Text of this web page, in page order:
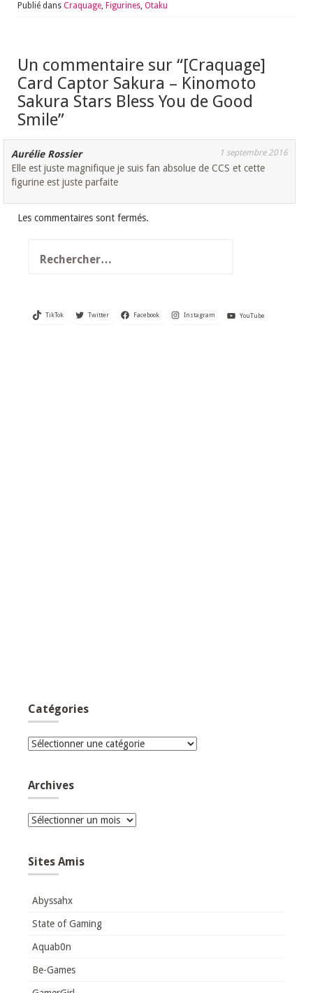
Publié dans Craquage, Figurines, Otaku
Un commentaire sur “[Craquage]
Card Captor Sakura – Kinomoto
Sakura Stars Bless You de Good
Smile”
Aurélie Rossier 1 septembre 2016
Elle est juste magnifique je suis fan absolue de CCS et cette
figurine est juste parfaite
Les commentaires sont fermés.
TikTok Twitter Facebook Instagram YouTube
Catégories
Catégories
Archives
Archives
Sites Amis
Abyssahx
State of Gaming
Aquab0n
Be-Games